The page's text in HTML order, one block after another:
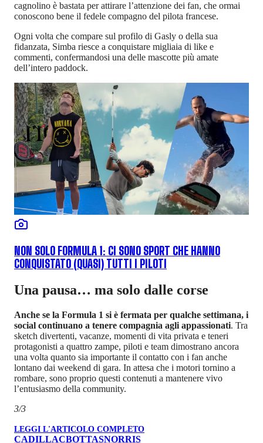
cagnolino è bastata per attirare l’attenzione dei fan, che ormai
conoscono bene il fedele compagno del pilota francese.
Ogni volta che compare sul profilo di Gasly o della sua
fidanzata, Simba riesce a conquistare migliaia di like e
commenti, confermandosi una delle mascotte più amate
dell’intero paddock.
NON SOLO FORMULA 1: CI SONO SPORT CHE HANNO
CONQUISTATO (QUASI) TUTTI I PILOTI
Una pausa… ma solo dalle corse
Anche se la Formula 1 si è fermata per qualche settimana, i
social continuano a tenere compagnia agli appassionati. Tra
sketch divertenti, vacanze, momenti di vita privata e teneri
protagonisti a quattro zampe, piloti e team dimostrano ancora
una volta quanto sia importante il contatto con i fan anche
lontano dai weekend di gara. In attesa che i motori tornino a
rombare, sono proprio questi contenuti a mantenere vivo
l’entusiasmo della community.
3/3
LEGGI L'ARTICOLO COMPLETO
CADILLACBOTTASNORRIS